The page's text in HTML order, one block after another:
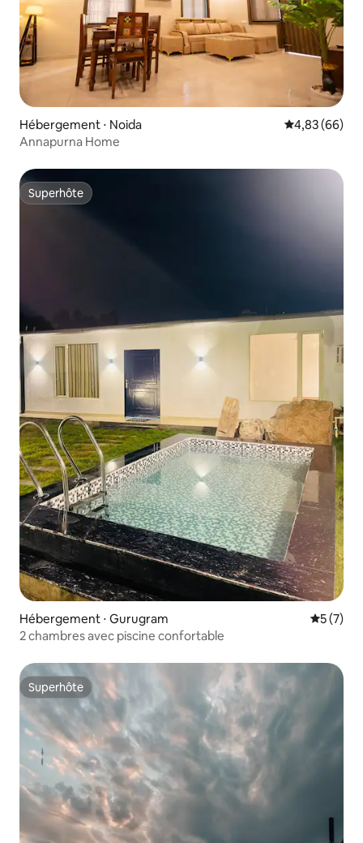
Hébergement ⋅ Noida Évaluation
4,83 (66)
Annapurna Home
Superhôte
Superhôte
Hébergement ⋅ Gurugram
5 (7)
2 chambres avec piscine confortable
Superhôte
Superhôte